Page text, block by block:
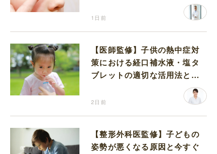
1日前
【医師監修】子供の熱中症対
策における経口補水液・塩タ
ブレットの適切な活用法と水
2日前
【整形外科医監修】子どもの
姿勢が悪くなる原因と今すぐ